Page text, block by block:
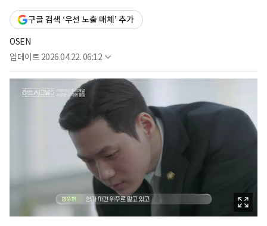
구글 검색 ‘우선 노출 매체’ 추가
OSEN
업데이트 2026.04.22. 06:12